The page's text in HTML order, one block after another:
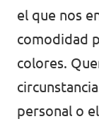
el que nos
comodidad
colores.
personal o